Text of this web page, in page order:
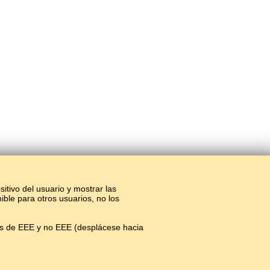
del usuario y mostrar las
para otros usuarios, no los
EEE y no EEE (desplácese hacia
en línea.#